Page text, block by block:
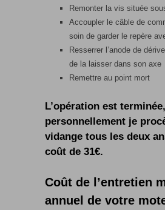
Remonter la vis située
Accoupler le câble de
soin de garder le repère
Resserrer l’anode de
de la laisser dans son axe
Remettre au point mort
L’opération est terminée,
personnellement je
vidange tous les deux
coût de 31€.
Coût de l’entretien
annuel de votre